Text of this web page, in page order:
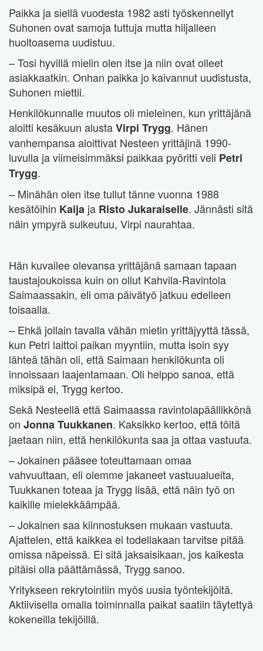
Paikka ja siellä vuodesta 1982 asti työskennellyt
Suhonen ovat samoja tuttuja mutta hiljalleen
huoltoasema uudistuu.
– Tosi hyvillä mielin olen itse ja niin ovat olleet
asiakkaatkin. Onhan paikka jo kaivannut uudistusta,
Suhonen miettii.
Henkilökunnalle muutos oli mieleinen, kun yrittäjänä
aloitti kesäkuun alustaVirpi Trygg. Hänen
vanhempansa aloittivat Nesteen yrittäjinä 1990-
luvulla ja viimeisimmäksi paikkaa pyöritti veli Petri
Trygg.
– Minähän olen itse tullut tänne vuonna 1988
kesätöihin Kaija ja Risto Jukaraiselle. Jännästi sitä
näin ympyrä sulkeutuu, Virpi naurahtaa.
Hän kuvailee olevansa yrittäjänä samaan tapaan
taustajoukoissa kuin on ollut Kahvila-Ravintola
Saimaassakin, eli oma päivätyö jatkuu edelleen
toisaalla.
– Ehkä jollain tavalla vähän mietin yrittäjyyttä tässä,
kun Petri laittoi paikan myyntiin, mutta isoin syy
lähteä tähän oli, että Saimaan henkilökunta oli
innoissaan laajentamaan. Oli helppo sanoa, että
miksipä ei, Trygg kertoo.
Sekä Nesteellä että Saimaassa ravintolapäällikkönä
on Jonna Tuukkanen. Kaksikko kertoo, että töitä
jaetaan niin, että henkilökunta saa ja ottaa vastuuta.
– Jokainen pääsee toteuttamaan omaa
vahvuuttaan, eli olemme jakaneet vastuualueita,
Tuukkanen toteaa ja Trygg lisää, että näin työ on
kaikille mielekkäämpää.
– Jokainen saa kiinnostuksen mukaan vastuuta.
Ajattelen, että kaikkea ei todellakaan tarvitse pitää
omissa näpeissä. Ei sitä jaksaisikaan, jos kaikesta
pitäisi olla päättämässä, Trygg sanoo.
Yritykseen rekrytointiin myös uusia työntekijöitä.
Aktiivisella omalla toiminnalla paikat saatiin täytettyä
kokeneilla tekijöillä.